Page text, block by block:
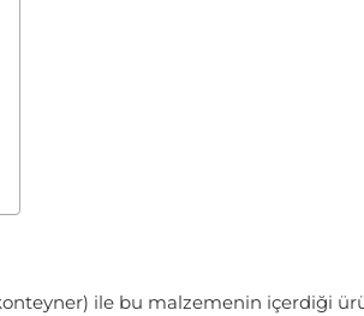
ile bu malzemenin içerdiği